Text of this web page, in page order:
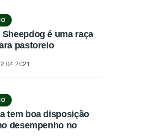
é uma raça
pastoreio
tem boa disposição
desempenho no